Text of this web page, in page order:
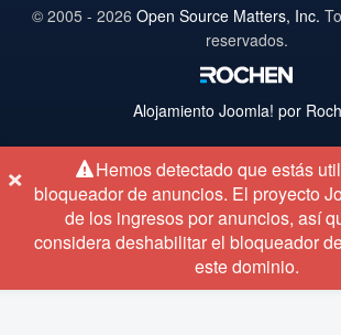
© 2005 - 2026 Open Source Matters, Inc.
reservados.
Alojamiento Joomla! por
×
Hemos detectado que estás
bloqueador de anuncios. El proyecto
de los ingresos por anuncios, así
considera deshabilitar el bloqueador
este dominio.